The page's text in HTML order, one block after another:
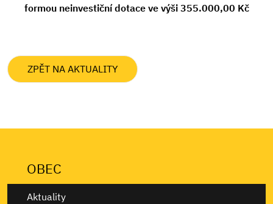
formou neinvestiční dotace ve výši 355.000,00 Kč
ZPĚT NA AKTUALITY
OBEC
Aktuality